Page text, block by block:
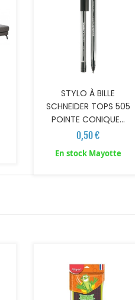
STYLO À BILLE
SCHNEIDER TOPS 505
POINTE CONIQUE...
0,50 €
En stock Mayotte